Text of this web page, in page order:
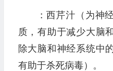
：西芹汁（为神
质，有助于减少大脑
除大脑和神经系统中
有助于杀死病毒）。